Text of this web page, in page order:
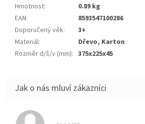
Hmotnost:
0.89 kg
EAN:
8593547100286
Doporučený věk:
3+
Materiál:
Dřevo, Karton
Rozměr d/š/v (mm): 375x225x45